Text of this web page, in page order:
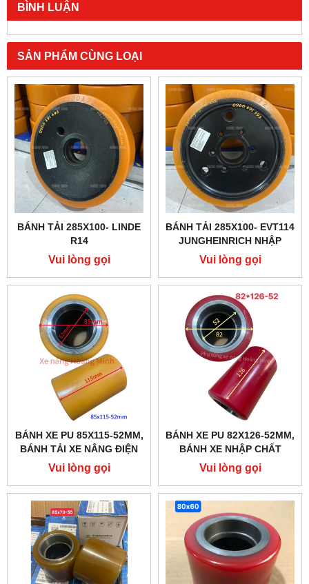
BÌNH LUẬN
SẢN PHẨM CÙNG LOẠI
BÁNH TẢI 285X100- LINDE
R14
Vui lòng gọi
BÁNH TẢI 285X100- EVT114
JUNGHEINRICH NHẬP
KHẨU
Vui lòng gọi
BÁNH XE PU 85X115-52MM,
BÁNH TẢI XE NÂNG ĐIỆN
GIÁ TỐT
Vui lòng gọi
BÁNH XE PU 82X126-52MM,
BÁNH XE NHẬP CHẤT
LƯỢNG CAO
Vui lòng gọi